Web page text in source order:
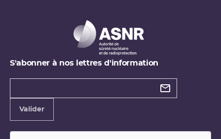
S'abonner à nos lettres d'information
Types de
Valider